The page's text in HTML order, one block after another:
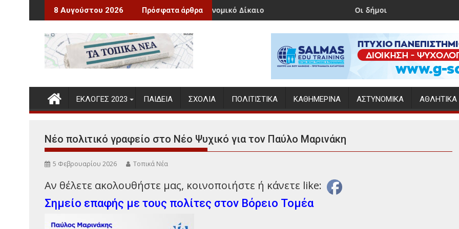
Περάστε
στο
8 Αυγούστου 2026 Πρόσφατα άρθρα
από τη γέννηση του Νίκου Ξυλούρη
Νέο Κληρονομικό Δίκαιο Οι δήμοι αποκτούν τη δυνατότητα
ΕΚΛΟΓΕΣ 2023 ΠΑΙΔΕΊΑ ΣΧΌΛΙΑ ΠΟΛΙΤΙΣΤΙΚΆ ΚΑΘΗΜΕΡΙΝΆ ΑΣΤΥΝΟΜΙΚΆ ΑΘΛΗΤΙΚΆ
Νέο πολιτικό γραφείο στο Νέο Ψυχικό για τον Παύλο Μαρινάκη
5 Φεβρουαρίου 2026 Τοπικά Νέα
Αν θέλετε ακολουθήστε μας, κοινοποιήστε ή κάνετε like:
Σημείο επαφής με τους πολίτες στον Βόρειο Τομέα